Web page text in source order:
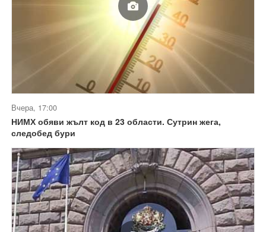
Вчера, 17:00
НИМХ обяви жълт код в 23 области. Сутрин жега,
следобед бури